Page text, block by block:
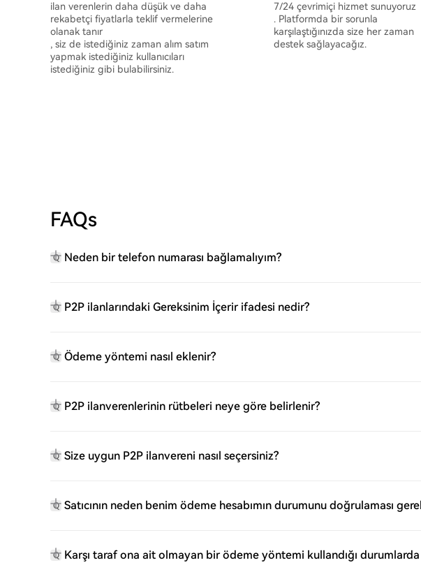
ilan verenlerin daha düşük ve daha
rekabetçi fiyatlarla teklif vermelerine
olanak tanır
, siz de istediğiniz zaman alım satım
yapmak istediğiniz kullanıcıları
istediğiniz gibi bulabilirsiniz.
7/24 çevrimiçi hizmet sunuyoruz
. Platformda bir sorunla
karşılaştığınızda size her zaman
destek sağlayacağız.
FAQs
Q Neden bir telefon numarası bağlamalıyım?
Q P2P ilanlarındaki Gereksinim İçerir ifadesi nedir?
Q Ödeme yöntemi nasıl eklenir?
Q P2P ilanverenlerinin rütbeleri neye göre belirlenir?
Q Size uygun P2P ilanvereni nasıl seçersiniz?
Q Satıcının neden benim ödeme hesabımın durumunu doğrulaması
Q Karşı taraf ona ait olmayan bir ödeme yöntemi kullandığı